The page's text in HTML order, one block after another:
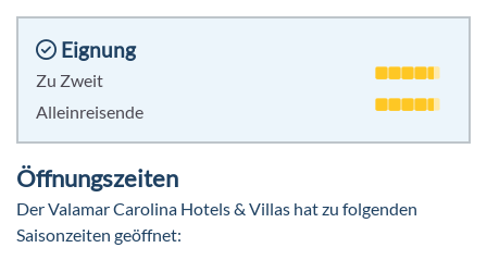
Eignung
Zu Zweit
Alleinreisende
Öffnungszeiten
Der Valamar Carolina Hotels & Villas hat zu folgenden
Saisonzeiten geöffnet: